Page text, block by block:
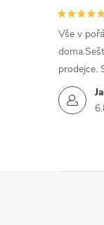
Vše v
prodejce.